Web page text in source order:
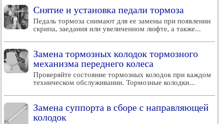
Снятие и установка педали тормоза
Педаль тормоза снимают для ее замены при появлении
скрипа, заедания или увеличенном люфте, а также...
Замена тормозных колодок тормозного
механизма переднего колеса
Проверяйте состояние тормозных колодок при каждом
техническом обслуживании. Тормозные колодки...
Замена суппорта в сборе с направляющей
колодок